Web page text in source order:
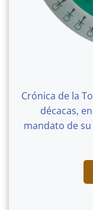
Crónica de la
décacas,
mandato de